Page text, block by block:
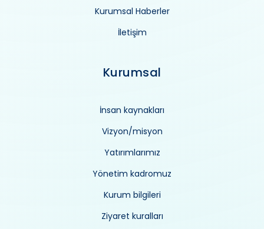
Kurumsal Haberler
İletişim
Kurumsal
İnsan kaynakları
Vizyon/misyon
Yatırımlarımız
Yönetim kadromuz
Kurum bilgileri
Ziyaret kuralları